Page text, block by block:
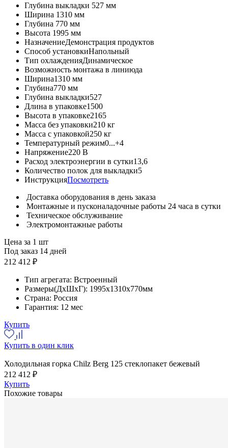
Глубина выкладки 527 мм
Ширина 1310 мм
Глубина 770 мм
Высота 1995 мм
НазначениеДемонстрация продуктов
Способ установкиНапольный
Тип охлажденияДинамическое
Возможность монтажа в линиюда
Ширина1310 мм
Глубина770 мм
Глубина выкладки527
Длина в упаковке1500
Высота в упаковке2165
Масса без упаковки210 кг
Масса с упаковкой250 кг
Температурный режим0...+4
Напряжение220 В
Расход электроэнергии в сутки13,6
Количество полок для выкладки5
ИнструкцияПосмотреть
Доставка оборудования в день заказа
Монтажные и пусконаладочные работы 24 часа в сутки
Техническое обслуживание
Электромонтажные работы
Цена за 1 шт
Под заказ 14 дней
212 412 ₽
Тип агрегата: Встроенный
Размеры(ДхШхГ): 1995x1310x770мм
Страна: Россия
Гарантия: 12 мес
Купить
Купить в один клик
Холодильная горка Chilz Berg 125 стеклопакет бежевый
212 412 ₽
Купить
Похожие товары